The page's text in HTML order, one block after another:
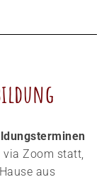
via Zoom statt,
aus